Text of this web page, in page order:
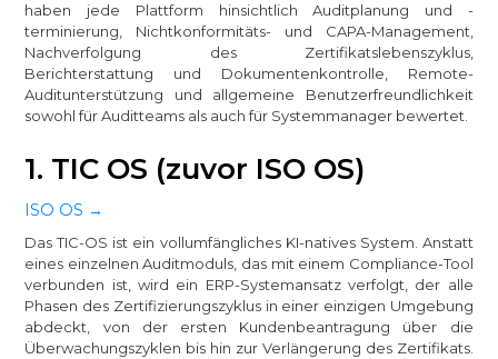
haben jede Plattform hinsichtlich Auditplanung und -
terminierung, Nichtkonformitäts- und CAPA-Management,
Nachverfolgung des Zertifikatslebenszyklus,
Berichterstattung und Dokumentenkontrolle, Remote-
Auditunterstützung und allgemeine Benutzerfreundlichkeit
sowohl für Auditteams als auch für Systemmanager bewertet.
1. TIC OS (zuvor ISO OS)
ISO OS →
Das TIC-OS ist ein vollumfängliches KI-natives System. Anstatt
eines einzelnen Auditmoduls, das mit einem Compliance-Tool
verbunden ist, wird ein ERP-Systemansatz verfolgt, der alle
Phasen des Zertifizierungszyklus in einer einzigen Umgebung
abdeckt, von der ersten Kundenbeantragung über die
Überwachungszyklen bis hin zur Verlängerung des Zertifikats.